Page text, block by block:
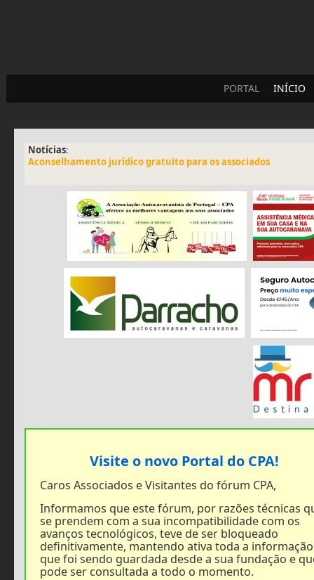
PORTAL INÍCIO
Notícias:
Aconselhamento jurídico gratuito para os associados
Visite o novo Portal do CPA!
Caros Associados e Visitantes do fórum CPA,
Informamos que este fórum, por razões técnicas
se prendem com a sua incompatibilidade com os
avanços tecnológicos, teve de ser bloqueado
definitivamente, mantendo ativa toda a informação
que foi sendo guardada desde a sua fundação e
pode ser consultada a todo o momento.